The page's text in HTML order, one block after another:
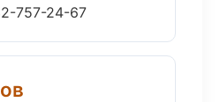
757-24-67